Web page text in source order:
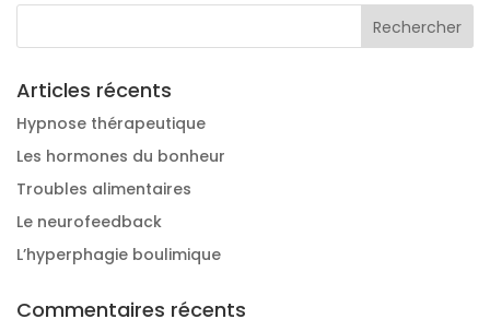
Articles récents
Hypnose thérapeutique
Les hormones du bonheur
Troubles alimentaires
Le neurofeedback
L’hyperphagie boulimique
Commentaires récents